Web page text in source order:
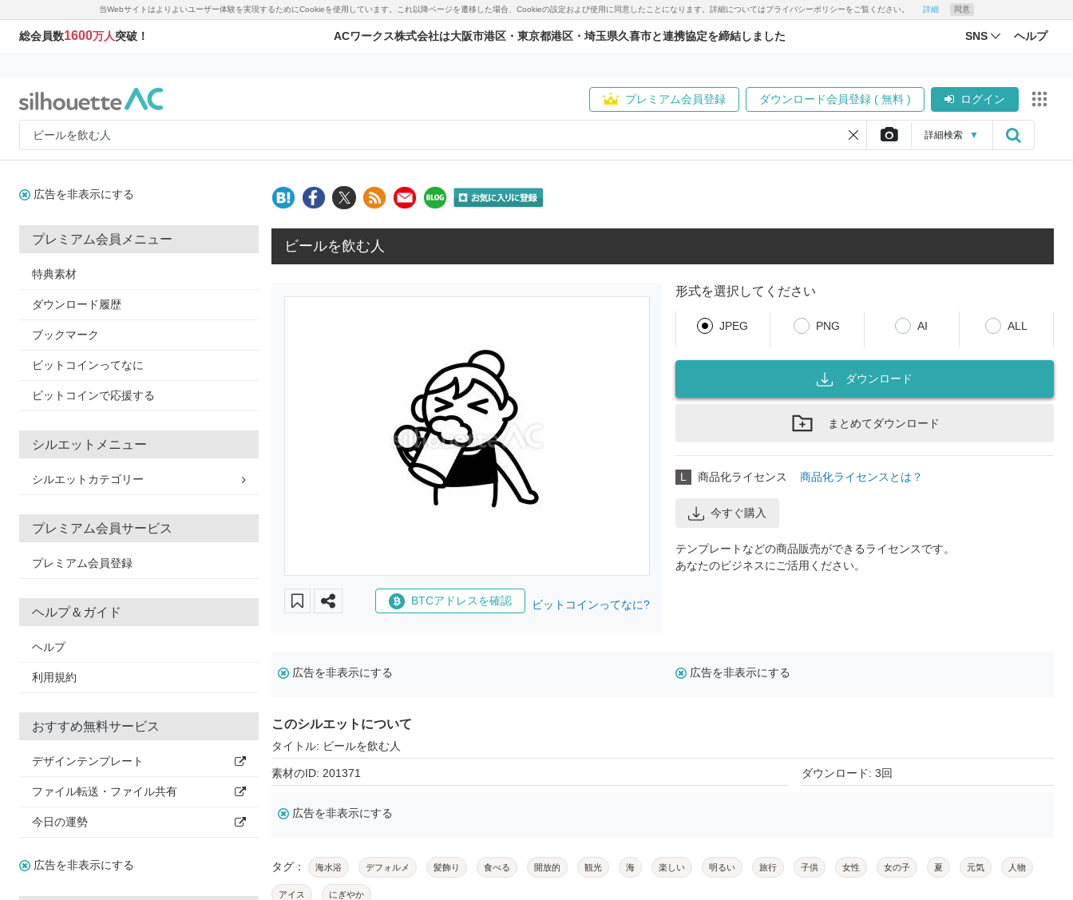
当Webサイトはよりよいユーザー体験を実現するためにCookieを使用しています。これ以降ページを遷移した場合、Cookieの設定および使用に同意したことになります。詳細についてはプライバシーポリシーをご覧ください。 詳細 同意
総会員数1600万人突破！ ACワークス株式会社は大阪市港区・東京都港区・埼玉県久喜市と連携協定を締結しました SNS ヘルプ
プレミアム会員登録 ダウンロード会員登録 ( 無料 ) ログイン
詳細検索 ▼
広告を非表示にする
プレミアム会員メニュー
特典素材
ダウンロード履歴
ブックマーク
ビットコインってなに
ビットコインで応援する
シルエットメニュー
シルエットカテゴリー
プレミアム会員サービス
プレミアム会員登録
ヘルプ＆ガイド
ヘルプ
利用規約
おすすめ無料サービス
デザインテンプレート
ファイル転送・ファイル共有
今日の運勢
広告を非表示にする
ビールを飲む人
BTCアドレスを確認 ビットコインってなに?
形式を選択してください
JPEG PNG AI ALL
ダウンロード
まとめてダウンロード
L 商品化ライセンス 商品化ライセンスとは？
今すぐ購入
テンプレートなどの商品販売ができるライセンスです。
あなたのビジネスにご活用ください。
広告を非表示にする 広告を非表示にする
このシルエットについて
タイトル: ビールを飲む人
素材のID: 201371 ダウンロード: 3回
広告を非表示にする
タグ： 海水浴 デフォルメ 髪飾り 食べる 開放的 観光 海 楽しい 明るい 旅行 子供 女性 女の子 夏 元気 人物
アイス にぎやか